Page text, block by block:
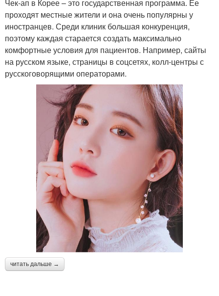
Чек-ап в Корее – это государственная программа. Ее
проходят местные жители и она очень популярны у
иностранцев. Среди клиник большая конкуренция,
поэтому каждая старается создать максимально
комфортные условия для пациентов. Например, сайты
на русском языке, страницы в соцсетях, колл-центры с
русскоговорящими операторами.
читать дальше →